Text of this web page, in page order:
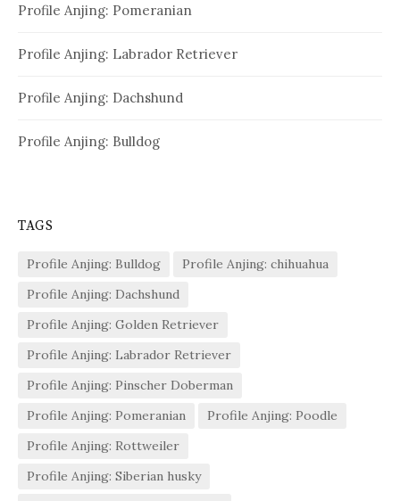
Profile Anjing: Pomeranian
Profile Anjing: Labrador Retriever
Profile Anjing: Dachshund
Profile Anjing: Bulldog
TAGS
Profile Anjing: Bulldog
Profile Anjing: chihuahua
Profile Anjing: Dachshund
Profile Anjing: Golden Retriever
Profile Anjing: Labrador Retriever
Profile Anjing: Pinscher Doberman
Profile Anjing: Pomeranian
Profile Anjing: Poodle
Profile Anjing: Rottweiler
Profile Anjing: Siberian husky